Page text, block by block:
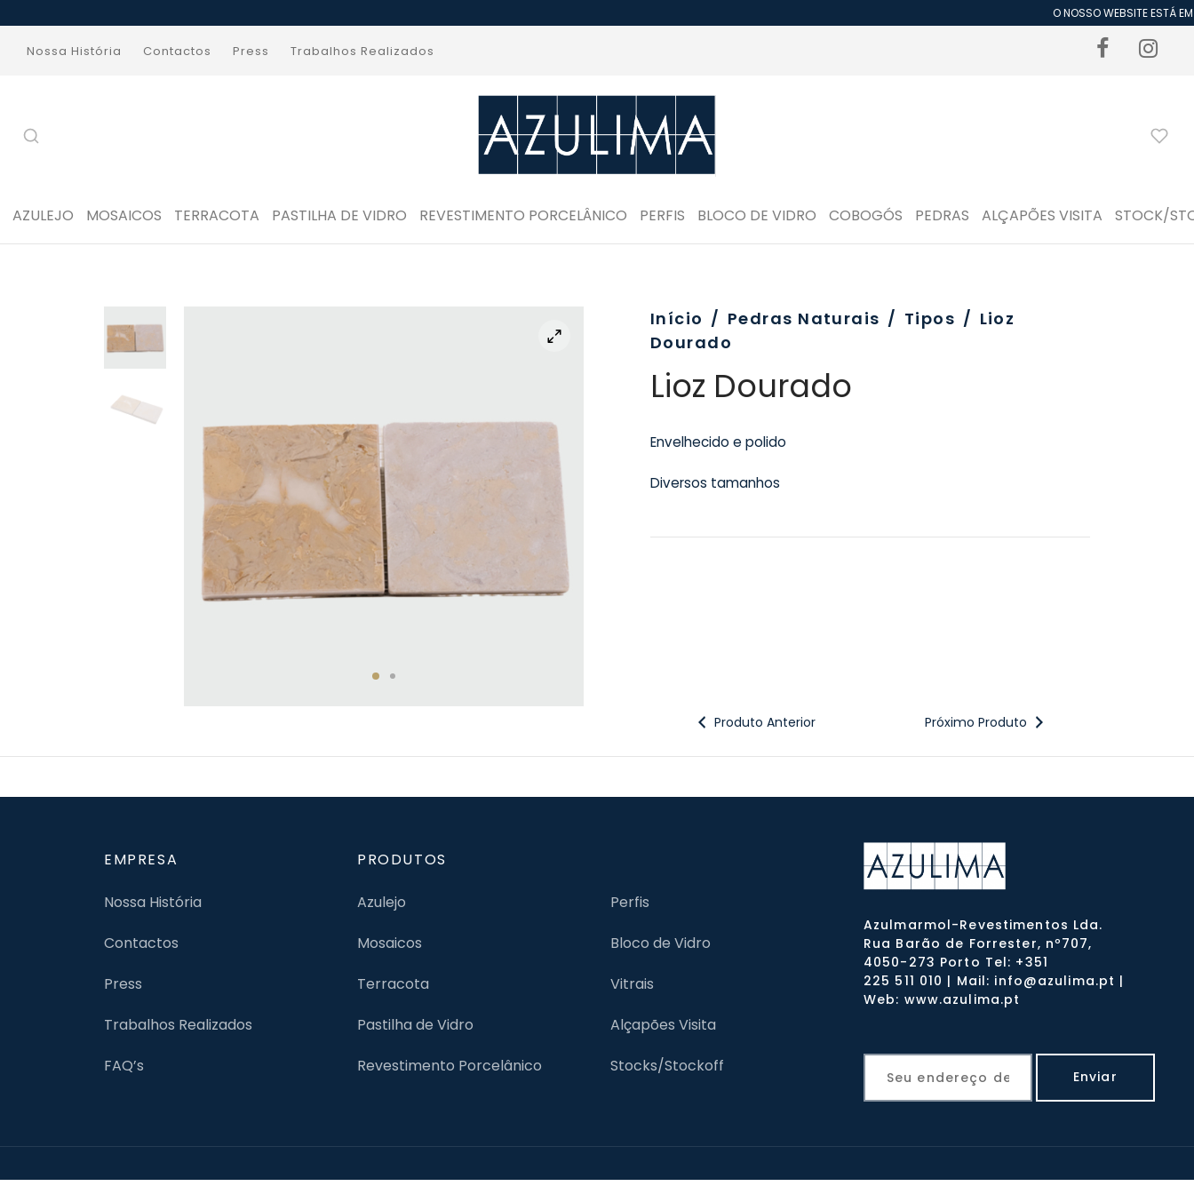
O NOSSO WEBSITE ESTÁ
Nossa História Contactos Press Trabalhos Realizados
AZULEJO MOSAICOS TERRACOTA PASTILHA DE VIDRO REVESTIMENTO PORCELÂNICO PERFIS BLOCO DE VIDRO COBOGÓS PEDRAS ALÇAPÕES VISITA STOCK/
Início / Pedras Naturais / Tipos / Lioz
Dourado
Lioz Dourado
Envelhecido e polido
Diversos tamanhos
Produto Anterior Próximo Produto
EMPRESA
Nossa História
Contactos
Press
Trabalhos Realizados
FAQ’s
PRODUTOS
Azulejo
Mosaicos
Terracota
Pastilha de Vidro
Revestimento Porcelânico
Perfis
Bloco de Vidro
Vitrais
Alçapões Visita
Stocks/Stockoff
Azulmarmol-Revestimentos Lda.
Rua Barão de Forrester, nº707,
4050-273 Porto Tel: +351
225 511 010 | Mail: info@azulima.pt |
Web: www.azulima.pt
©Developed byWevolved